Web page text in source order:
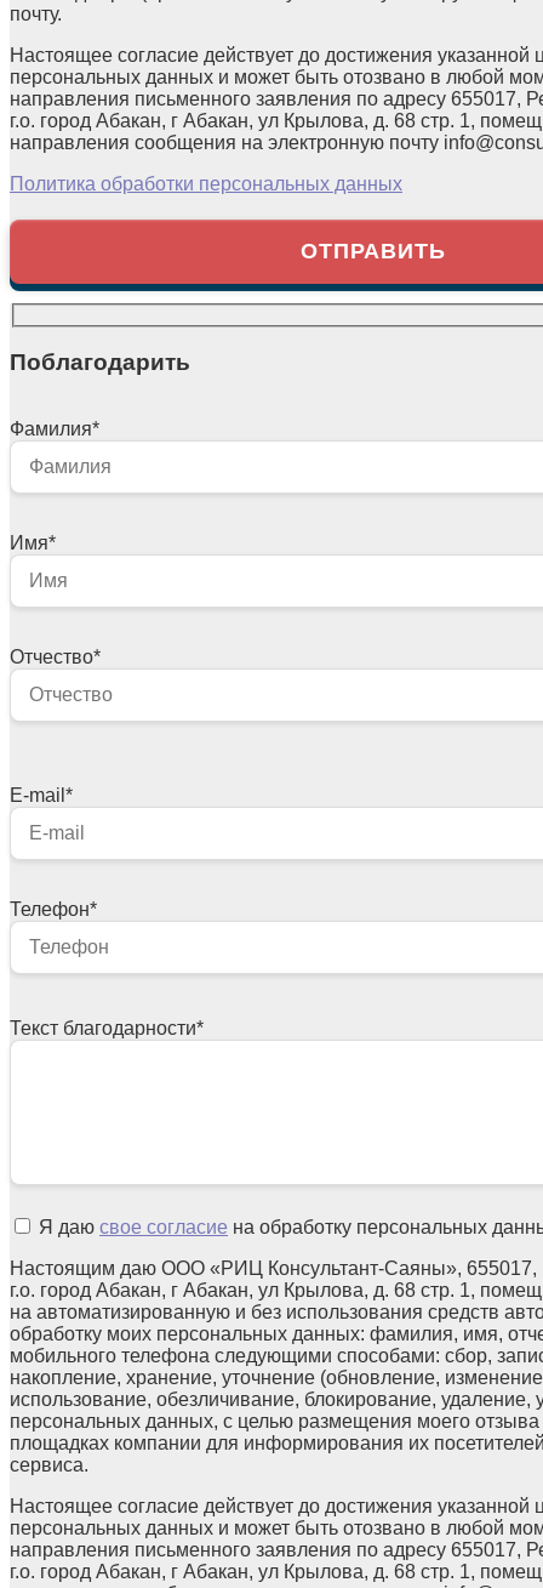
почту.
Настоящее согласие действует до достижения указанной
персональных данных и может быть отозвано в любой
направления письменного заявления по адресу 655017,
г.о. город Абакан, г Абакан, ул Крылова, д. 68 стр. 1,
направления сообщения на электронную почту
Политика обработки персональных данных
Поблагодарить
Фамилия*
Имя*
Отчество*
E-mail *
Телефон*
Текст благодарности*
Я даю свое согласие на обработку персональных
Настоящим даю ООО «РИЦ Консультант-Саяны», 655017,
г.о. город Абакан, г Абакан, ул Крылова, д. 68 стр. 1,
на автоматизированную и без использования средств
обработку моих персональных данных: фамилия, имя,
мобильного телефона следующими способами: сбор,
накопление, хранение, уточнение (обновление,
использование, обезличивание, блокирование, удаление,
персональных данных, с целью размещения моего
площадках компании для информирования их
сервиса.
Настоящее согласие действует до достижения указанной
персональных данных и может быть отозвано в любой
направления письменного заявления по адресу 655017,
г.о. город Абакан, г Абакан, ул Крылова, д. 68 стр. 1,